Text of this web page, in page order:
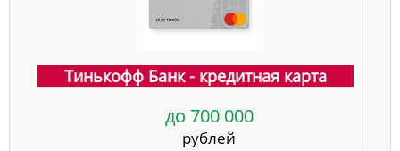
Тинькофф Банк - кредитная карта
до 700 000
рублей